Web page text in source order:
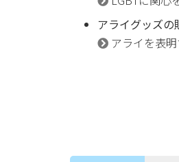
アライグッズの
アライを表